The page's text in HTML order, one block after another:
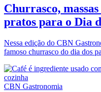
Churrasco,
pratos para o Dia
Nessa edição do CBN
famoso churrasco do dia dos
CBN Gastronomia